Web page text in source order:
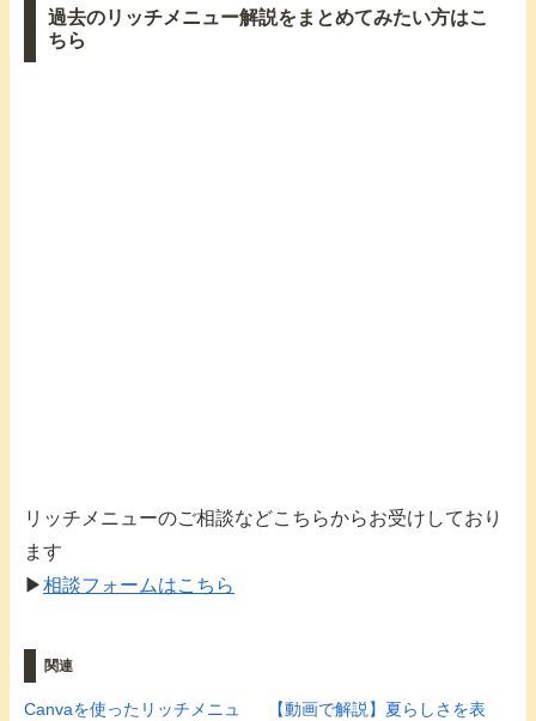
過去のリッチメニュー解説をまとめてみたい方はこ
ちら
リッチメニューのご相談などこちらからお受けしており
ます
▶︎相談フォームはこちら
関連
Canvaを使ったリッチメニュ
【動画で解説】夏らしさを表